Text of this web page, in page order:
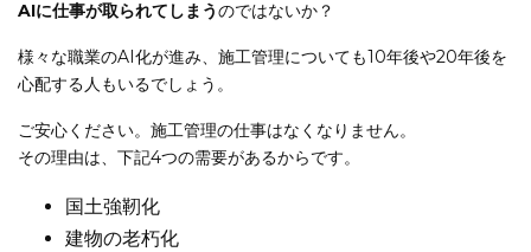
AIに仕事が取られてしまうのではないか？
様々な職業のAI化が進み、施工管理についても10年後や20年後を
心配する人もいるでしょう。
ご安心ください。施工管理の仕事はなくなりません。
その理由は、下記4つの需要があるからです。
国土強靭化
建物の老朽化